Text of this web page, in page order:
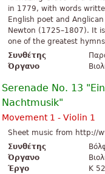
in 1779, with words
English poet and
Newton (1725–1807). It
one of the greatest
Συνθέτης
Όργανο
Serenade No. 13
Nachtmusik"
Movement 1 - Violin 1
Sheet music from http://
Συνθέτης
Όργανο
Έργο
K